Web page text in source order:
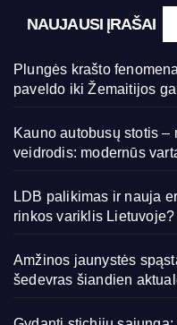
NAUJAUSI ĮRAŠAI
Plungės krašto
paveldo iki Žemaitijos
Kauno autobusų stotis –
veidrodis: modernūs
LDB palikimas ir nauja
rinkos variklis Lietuvoje?
Amžinos jaunystės
šedevras šiandien